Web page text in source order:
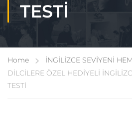
TESTİ
Home
İNGİLİZCE SEVİYENİ
DİLCİLERE ÖZEL HEDİYELİ
TESTİ